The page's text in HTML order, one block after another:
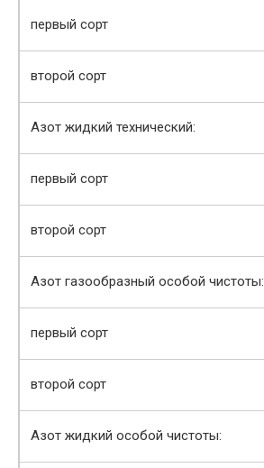
первый сорт
второй сорт
Азот жидкий технический:
первый сорт
второй сорт
Азот газообразный особой чистоты:
первый сорт
второй сорт
Азот жидкий особой чистоты: